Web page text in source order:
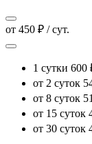
от 450 ₽ / сут.
1 сутки 600
от 2 суток
от 8 суток
от 15 суток
от 30 суток